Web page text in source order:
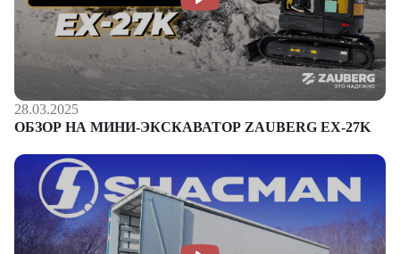
28.03.2025
ОБЗОР НА МИНИ-ЭКСКАВАТОР ZAUBERG EX-27K